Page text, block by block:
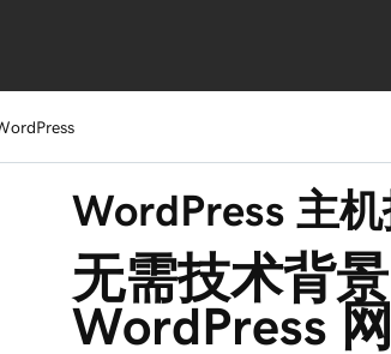
WordPress 主
无需技术背
WordPress